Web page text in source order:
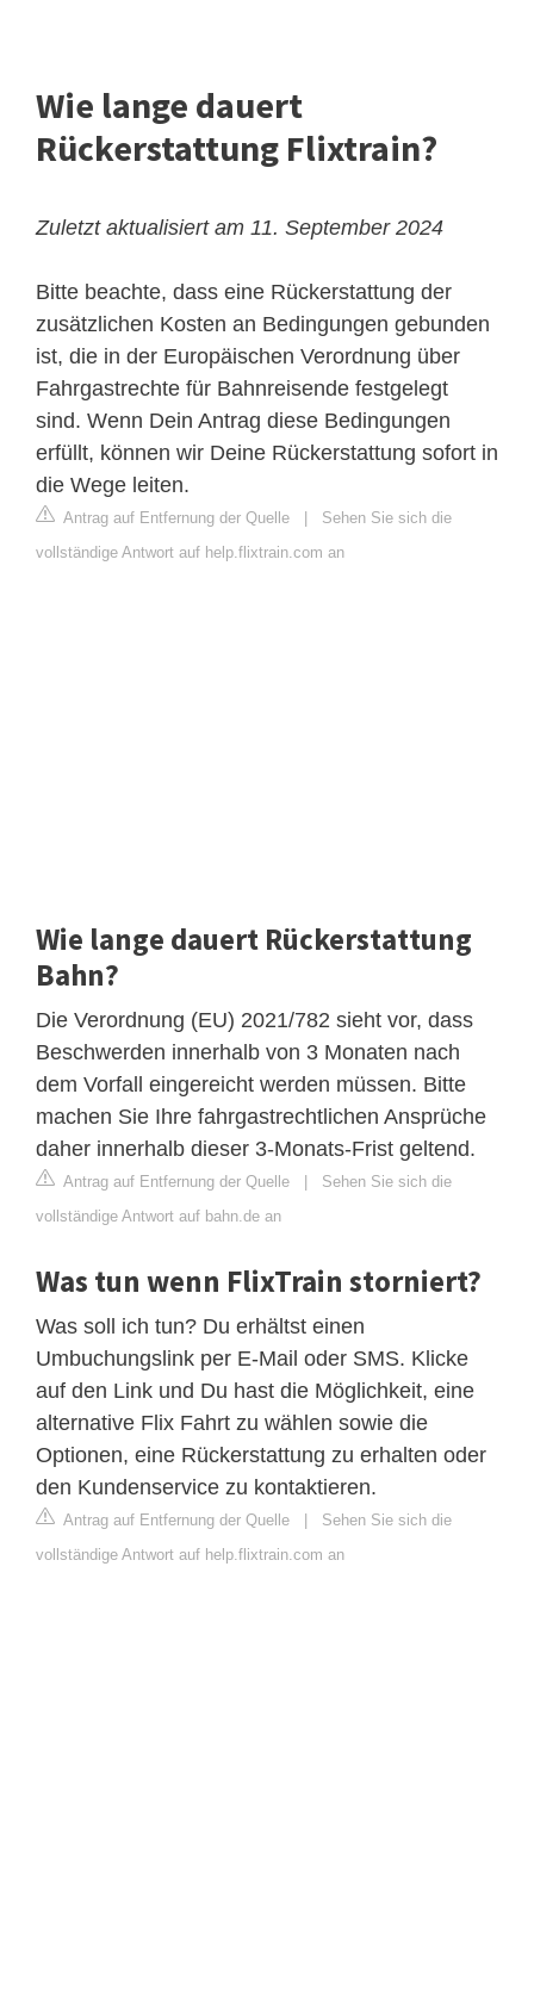
Wie lange dauert
Rückerstattung Flixtrain?
Zuletzt aktualisiert am 11. September 2024
Bitte beachte, dass eine Rückerstattung der
zusätzlichen Kosten an Bedingungen gebunden
ist, die in der Europäischen Verordnung über
Fahrgastrechte für Bahnreisende festgelegt
sind. Wenn Dein Antrag diese Bedingungen
erfüllt, können wir Deine Rückerstattung sofort in
die Wege leiten.
Antrag auf Entfernung der Quelle
Sehen Sie sich die
vollständige Antwort auf help.flixtrain.com an
Wie lange dauert Rückerstattung
Bahn?
Die Verordnung (EU) 2021/782 sieht vor, dass
Beschwerden innerhalb von 3 Monaten nach
dem Vorfall eingereicht werden müssen. Bitte
machen Sie Ihre fahrgastrechtlichen Ansprüche
daher innerhalb dieser 3-Monats-Frist geltend.
Antrag auf Entfernung der Quelle
Sehen Sie sich die
vollständige Antwort auf bahn.de an
Was tun wenn FlixTrain storniert?
Was soll ich tun? Du erhältst einen
Umbuchungslink per E-Mail oder SMS. Klicke
auf den Link und Du hast die Möglichkeit, eine
alternative Flix Fahrt zu wählen sowie die
Optionen, eine Rückerstattung zu erhalten oder
den Kundenservice zu kontaktieren.
Antrag auf Entfernung der Quelle
Sehen Sie sich die
vollständige Antwort auf help.flixtrain.com an